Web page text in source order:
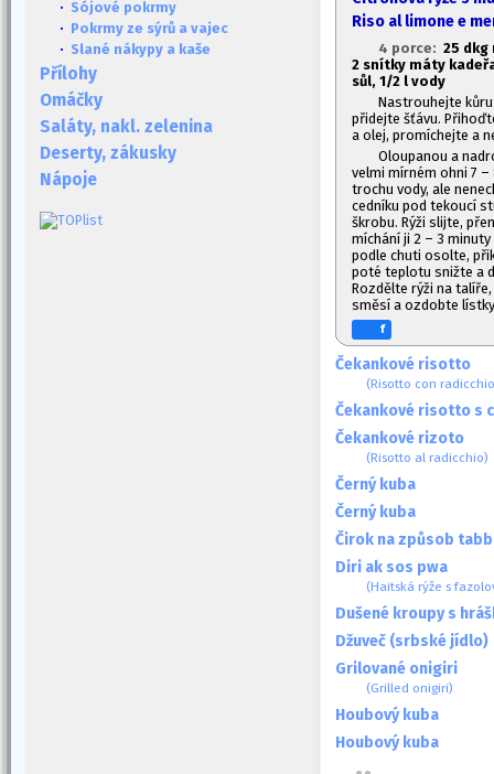
· Sójové pokrmy
· Pokrmy ze sýrů a vajec
· Slané nákypy a kaše
Přílohy
Omáčky
Saláty, nakl. zelenina
Deserty, zákusky
Nápoje
Riso al limone e
4 porce: 25 dkg
2 snítky máty
sůl, 1/2 l vody
Nastrouhejte
přidejte šťávu.
a olej, promíchejte a
Oloupanou a
velmi mírném ohni 7
trochu vody, ale
cedníku pod tekoucí
škrobu. Rýži slijte,
míchání ji 2 – 3
podle chuti osolte,
poté teplotu snižte a
Rozdělte rýži na
směsí a ozdobte
f
Čekankové risotto
(Risotto con
Čekankové risotto s
Čekankové rizoto
(Risotto al radicchio)
Černý kuba
Černý kuba
Čirok na způsob
Diri ak sos pwa
(Haitská rýže s
Dušené kroupy s
Džuveč (srbské jídlo)
Grilované onigiri
(Grilled onigiri)
Houbový kuba
Houbový kuba